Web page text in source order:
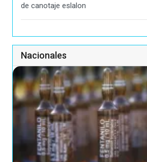
de canotaje eslalon
Nacionales